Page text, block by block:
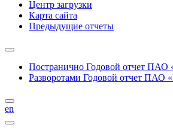
Центр загрузки
Карта сайта
Предыдущие отчеты
Постранично Годовой отчет ПАО
Разворотами Годовой отчет ПАО
en